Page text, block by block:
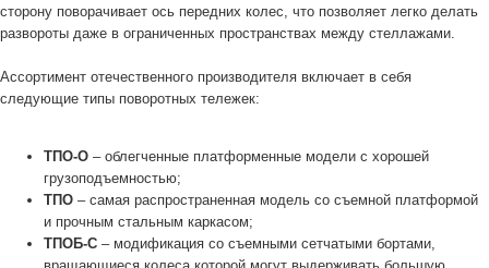
сторону поворачивает ось передних колес, что позволяет легко делать
развороты даже в ограниченных пространствах между стеллажами.
Ассортимент отечественного производителя включает в себя
следующие типы поворотных тележек:
ТПО-О – облегченные платформенные модели с хорошей
грузоподъемностью;
ТПО – самая распространенная модель со съемной платформой
и прочным стальным каркасом;
ТПОБ-С – модификация со съемными сетчатыми бортами,